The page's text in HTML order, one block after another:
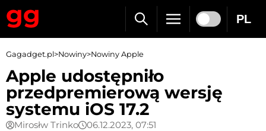
PL
Gagadget.pl>Nowiny>Nowiny Apple
Apple udostępniło
przedpremierową wersję
systemu iOS 17.2
Mirosłw Trinko 06.12.2023, 07:51